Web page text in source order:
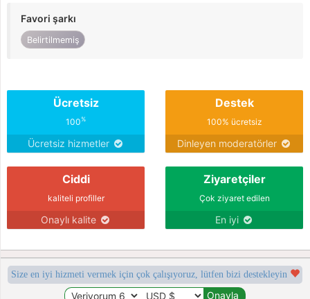
Favori şarkı
Belirtilmemiş
Ücretsiz
100%
Ücretsiz hizmetler
Destek
100% ücretsiz
Dinleyen moderatörler
Ciddi
kaliteli profiller
Onaylı kalite
Ziyaretçiler
Çok ziyaret edilen
En iyi
Size en iyi hizmeti vermek için çok çalışıyoruz, lütfen bizi destekleyin